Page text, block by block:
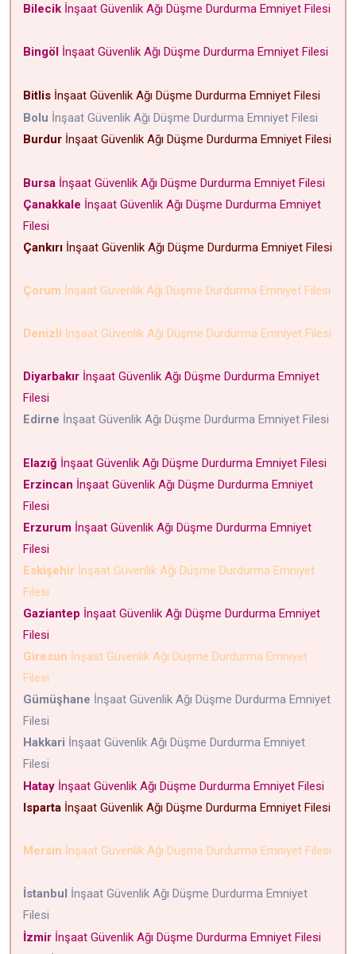
Bilecik İnşaat Güvenlik Ağı Düşme Durdurma Emniyet Filesi
Bingöl İnşaat Güvenlik Ağı Düşme Durdurma Emniyet Filesi
Bitlis İnşaat Güvenlik Ağı Düşme Durdurma Emniyet Filesi
Bolu İnşaat Güvenlik Ağı Düşme Durdurma Emniyet Filesi
Burdur İnşaat Güvenlik Ağı Düşme Durdurma Emniyet Filesi
Bursa İnşaat Güvenlik Ağı Düşme Durdurma Emniyet Filesi
Çanakkale İnşaat Güvenlik Ağı Düşme Durdurma Emniyet
Filesi
Çankırı İnşaat Güvenlik Ağı Düşme Durdurma Emniyet Filesi
Çorum İnşaat Güvenlik Ağı Düşme Durdurma Emniyet Filesi
Denizli İnşaat Güvenlik Ağı Düşme Durdurma Emniyet Filesi
Diyarbakır İnşaat Güvenlik Ağı Düşme Durdurma Emniyet
Filesi
Edirne İnşaat Güvenlik Ağı Düşme Durdurma Emniyet Filesi
Elazığ İnşaat Güvenlik Ağı Düşme Durdurma Emniyet Filesi
Erzincan İnşaat Güvenlik Ağı Düşme Durdurma Emniyet
Filesi
Erzurum İnşaat Güvenlik Ağı Düşme Durdurma Emniyet
Filesi
Eskişehir İnşaat Güvenlik Ağı Düşme Durdurma Emniyet
Filesi
Gaziantep İnşaat Güvenlik Ağı Düşme Durdurma Emniyet
Filesi
Giresun İnşaat Güvenlik Ağı Düşme Durdurma Emniyet
Filesi
Gümüşhane İnşaat Güvenlik Ağı Düşme Durdurma Emniyet
Filesi
Hakkari İnşaat Güvenlik Ağı Düşme Durdurma Emniyet
Filesi
Hatay İnşaat Güvenlik Ağı Düşme Durdurma Emniyet Filesi
Isparta İnşaat Güvenlik Ağı Düşme Durdurma Emniyet Filesi
Mersin İnşaat Güvenlik Ağı Düşme Durdurma Emniyet Filesi
İstanbul İnşaat Güvenlik Ağı Düşme Durdurma Emniyet
Filesi
İzmir İnşaat Güvenlik Ağı Düşme Durdurma Emniyet Filesi